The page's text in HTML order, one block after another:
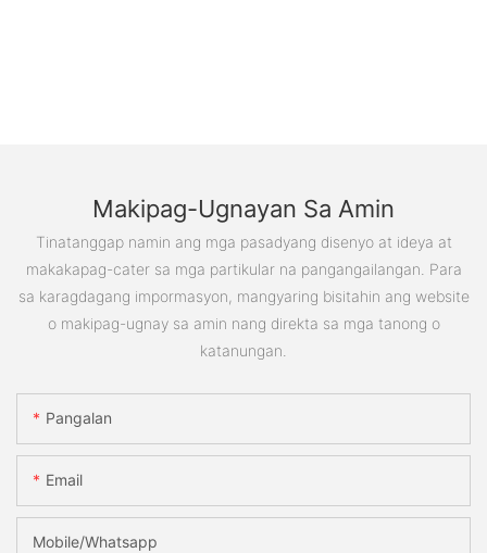
Makipag-Ugnayan Sa Amin
Tinatanggap namin ang mga pasadyang disenyo at ideya at
makakapag-cater sa mga partikular na pangangailangan. Para
sa karagdagang impormasyon, mangyaring bisitahin ang website
o makipag-ugnay sa amin nang direkta sa mga tanong o
katanungan.
Pangalan
Email
Mobile/Whatsapp